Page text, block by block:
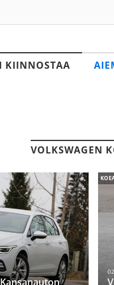
KIINNOSTAA
VOLKSWAGEN